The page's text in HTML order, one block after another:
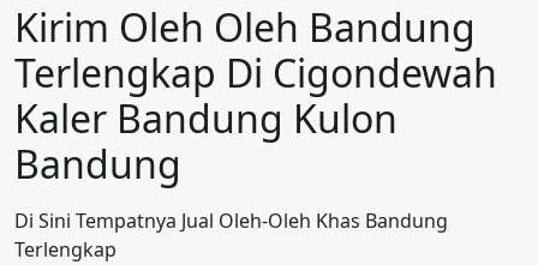
Kirim Oleh Oleh Bandung
Terlengkap Di Cigondewah
Kaler Bandung Kulon
Bandung
Di Sini Tempatnya Jual Oleh-Oleh Khas Bandung
Terlengkap